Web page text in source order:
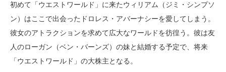
初めて「ウエストワールド」に来たウィリアム（ジミ・シンプソ
ン）はここで出会ったドロレス・アバーナシーを愛してしまう。
彼女のアトラクションを求めて広大なワールドを彷徨う。彼は友
人のローガン（ベン・バーンズ）の妹と結婚する予定で、将来
「ウエストワールド」の大株主となる。